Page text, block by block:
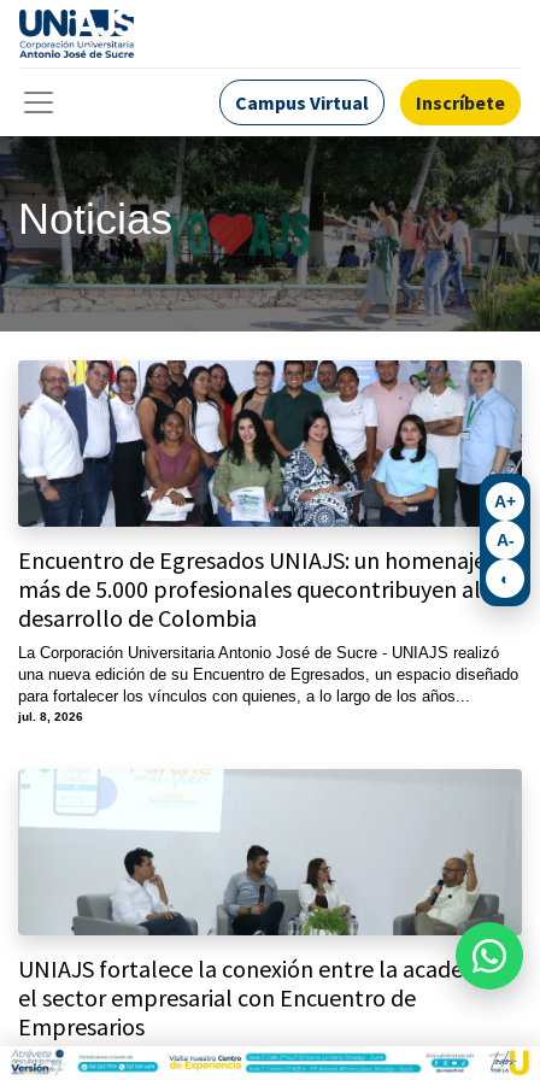
Campus Virtual Inscríbete
Noticias
Encuentro de Egresados UNIAJS: un homenaje a
más de 5.000 profesionales quecontribuyen al
desarrollo de Colombia
La Corporación Universitaria Antonio José de Sucre - UNIAJS realizó
una nueva edición de su Encuentro de Egresados, un espacio diseñado
para fortalecer los vínculos con quienes, a lo largo de los años...
jul. 8, 2026
UNIAJS fortalece la conexión entre la academia y
el sector empresarial con Encuentro de
Empresarios
Con el propósito de fortalecer los vínculos entre la academia y el sector
A+
A-
◐